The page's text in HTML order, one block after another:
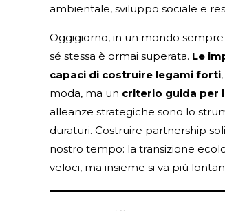
ambientale, sviluppo sociale e
Oggigiorno, in un mondo
sé stessa è ormai superata. Le
capaci di costruire legami forti
moda, ma un criterio guida per
alleanze strategiche sono lo
duraturi. Costruire partnership
nostro tempo: la transizione
veloci, ma insieme si va più